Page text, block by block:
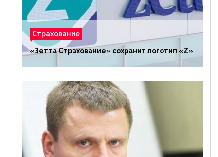
Страхование
«Зетта Страхование» сохранит логотип «Z»